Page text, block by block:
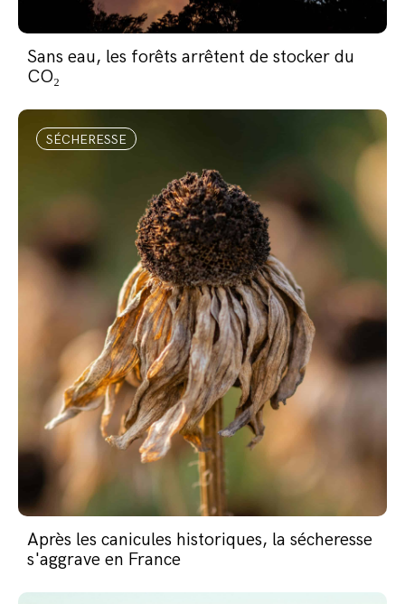
Sans eau, les forêts arrêtent de stocker du
CO₂
SÉCHERESSE
Après les canicules historiques, la sécheresse
s'aggrave en France